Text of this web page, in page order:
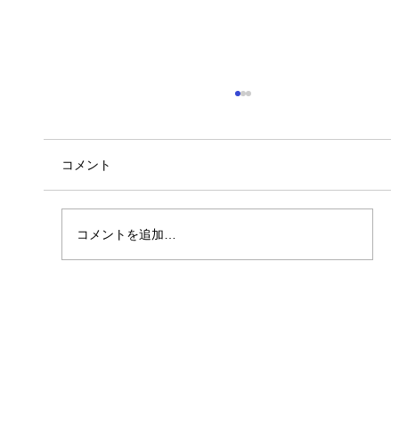
休診のお知らせ 2026年3/17(火)～3/22(日)まで
臨時休診とさせていただきます。 院長学会参加
のため、皆様には大変ご迷惑をおかけいたしま
すが 何卒ご理解のほどよろしくお願い申し上げ
コメント
コメントを追加…